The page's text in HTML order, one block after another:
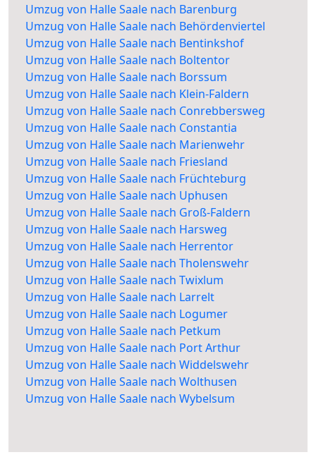
Umzug von Halle Saale nach Barenburg
Umzug von Halle Saale nach Behördenviertel
Umzug von Halle Saale nach Bentinkshof
Umzug von Halle Saale nach Boltentor
Umzug von Halle Saale nach Borssum
Umzug von Halle Saale nach Klein-Faldern
Umzug von Halle Saale nach Conrebbersweg
Umzug von Halle Saale nach Constantia
Umzug von Halle Saale nach Marienwehr
Umzug von Halle Saale nach Friesland
Umzug von Halle Saale nach Früchteburg
Umzug von Halle Saale nach Uphusen
Umzug von Halle Saale nach Groß-Faldern
Umzug von Halle Saale nach Harsweg
Umzug von Halle Saale nach Herrentor
Umzug von Halle Saale nach Tholenswehr
Umzug von Halle Saale nach Twixlum
Umzug von Halle Saale nach Larrelt
Umzug von Halle Saale nach Logumer
Umzug von Halle Saale nach Petkum
Umzug von Halle Saale nach Port Arthur
Umzug von Halle Saale nach Widdelswehr
Umzug von Halle Saale nach Wolthusen
Umzug von Halle Saale nach Wybelsum